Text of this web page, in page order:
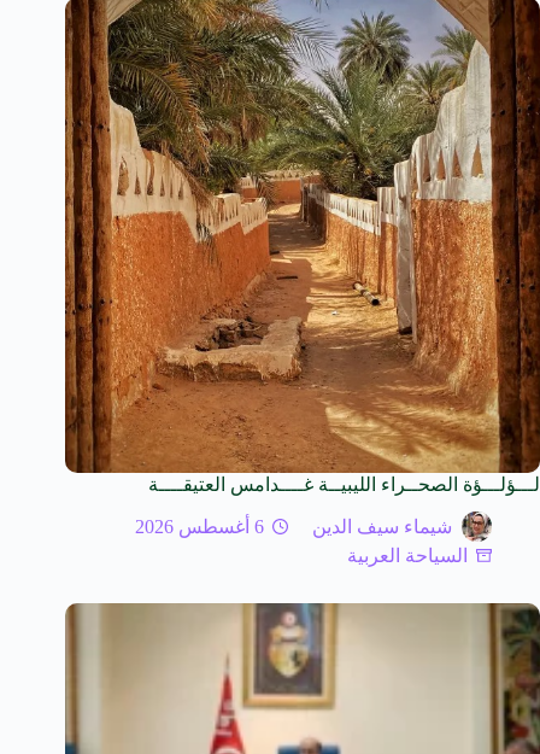
لـــؤلـــؤة الصحــراء الليبيــة غــــدامس العتيقــــة
شيماء سيف الدين
6 أغسطس 2026
السياحة العربية